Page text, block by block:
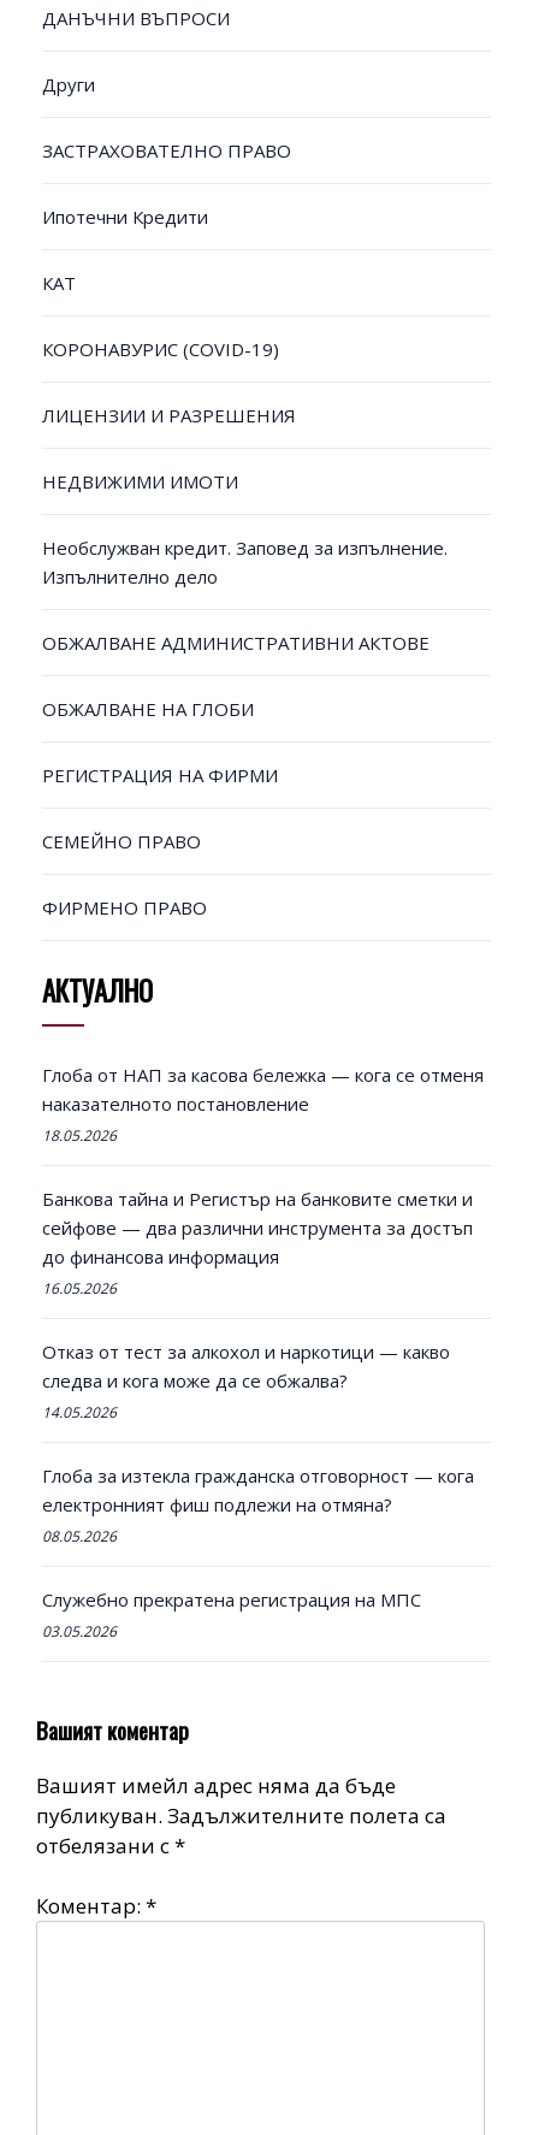
ДАНЪЧНИ ВЪПРОСИ
Други
ЗАСТРАХОВАТЕЛНО ПРАВО
Ипотечни Кредити
КАТ
КОРОНАВУРИС (COVID-19)
ЛИЦЕНЗИИ И РАЗРЕШЕНИЯ
НЕДВИЖИМИ ИМОТИ
Необслужван кредит. Заповед за изпълнение.
Изпълнително дело
ОБЖАЛВАНЕ АДМИНИСТРАТИВНИ АКТОВЕ
ОБЖАЛВАНЕ НА ГЛОБИ
РЕГИСТРАЦИЯ НА ФИРМИ
СЕМЕЙНО ПРАВО
ФИРМЕНО ПРАВО
АКТУАЛНО
Глоба от НАП за касова бележка — кога се отменя
наказателното постановление
18.05.2026
Банкова тайна и Регистър на банковите сметки и
сейфове — два различни инструмента за достъп
до финансова информация
16.05.2026
Отказ от тест за алкохол и наркотици — какво
следва и кога може да се обжалва?
14.05.2026
Глоба за изтекла гражданска отговорност — кога
електронният фиш подлежи на отмяна?
08.05.2026
Служебно прекратена регистрация на МПС
03.05.2026
Вашият коментар
Вашият имейл адрес няма да бъде
публикуван. Задължителните полета са
отбелязани с*
Коментар: *